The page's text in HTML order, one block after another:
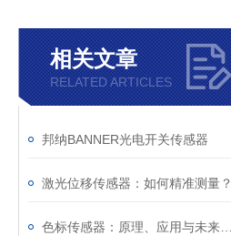
相关文章
RELATED ARTICLES
邦纳BANNER光电开关传感器
激光位移传感器：如何精准测量？